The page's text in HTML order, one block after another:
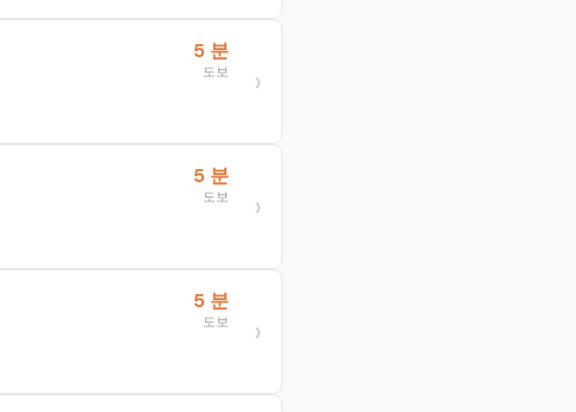
5 분
도보
5 분
도보
5 분
도보